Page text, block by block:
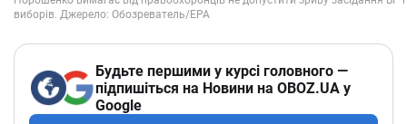
Будьте першими у курсі головного —
підпишіться на Новини на OBOZ.UA у
Google